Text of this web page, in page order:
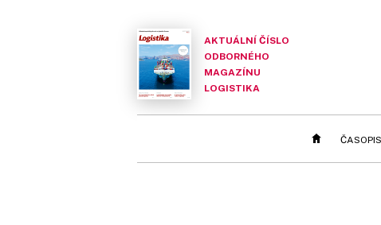
AKTUÁLNÍ ČÍSLO
ODBORNÉHO
MAGAZÍNU
LOGISTIKA
ČASOPIS